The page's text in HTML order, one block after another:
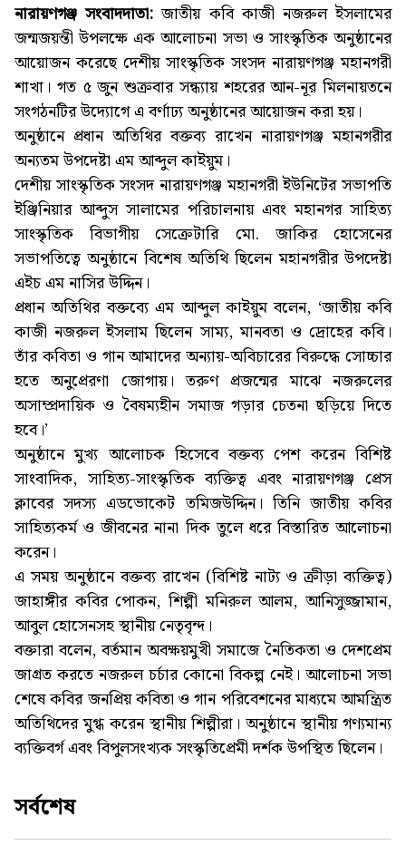
নারায়ণগঞ্জ সংবাদদাতা: জাতীয় কবি কাজী নজরুল ইসলামের
জন্মজয়ন্তী উপলক্ষে এক আলোচনা সভা ও সাংস্কৃতিক অনুষ্ঠানের
আয়োজন করেছে দেশীয় সাংস্কৃতিক সংসদ নারায়ণগঞ্জ মহানগরী
শাখা। গত ৫ জুন শুক্রবার সন্ধ্যায় শহরের আন-নূর মিলনায়তনে
সংগঠনটির উদ্যোগে এ বর্ণাঢ্য অনুষ্ঠানের আয়োজন করা হয়।
অনুষ্ঠানে প্রধান অতিথির বক্তব্য রাখেন নারায়ণগঞ্জ মহানগরীর
অন্যতম উপদেষ্টা এম আব্দুল কাইয়ুম।
দেশীয় সাংস্কৃতিক সংসদ নারায়ণগঞ্জ মহানগরী ইউনিটের সভাপতি
ইঞ্জিনিয়ার আব্দুস সালামের পরিচালনায় এবং মহানগর সাহিত্য
সাংস্কৃতিক বিভাগীয় সেক্রেটারি মো. জাকির হোসেনের
সভাপতিত্বে অনুষ্ঠানে বিশেষ অতিথি ছিলেন মহানগরীর উপদেষ্টা
এইচ এম নাসির উদ্দিন।
প্রধান অতিথির বক্তব্যে এম আব্দুল কাইয়ুম বলেন, ‘জাতীয় কবি
কাজী নজরুল ইসলাম ছিলেন সাম্য, মানবতা ও দ্রোহের কবি।
তাঁর কবিতা ও গান আমাদের অন্যায়-অবিচারের বিরুদ্ধে সোচ্চার
হতে অনুপ্রেরণা জোগায়। তরুণ প্রজন্মের মাঝে নজরুলের
অসাম্প্রদায়িক ও বৈষম্যহীন সমাজ গড়ার চেতনা ছড়িয়ে দিতে
হবে।’
অনুষ্ঠানে মুখ্য আলোচক হিসেবে বক্তব্য পেশ করেন বিশিষ্ট
সাংবাদিক, সাহিত্য-সাংস্কৃতিক ব্যক্তিত্ব এবং নারায়ণগঞ্জ প্রেস
ক্লাবের সদস্য এডভোকেট তমিজউদ্দিন। তিনি জাতীয় কবির
সাহিত্যকর্ম ও জীবনের নানা দিক তুলে ধরে বিস্তারিত আলোচনা
করেন।
এ সময় অনুষ্ঠানে বক্তব্য রাখেন (বিশিষ্ট নাট্য ও ক্রীড়া ব্যক্তিত্ব)
জাহাঙ্গীর কবির পোকন, শিল্পী মনিরুল আলম, আনিসুজ্জামান,
আবুল হোসেনসহ স্থানীয় নেতৃবৃন্দ।
বক্তারা বলেন, বর্তমান অবক্ষয়মুখী সমাজে নৈতিকতা ও দেশপ্রেম
জাগ্রত করতে নজরুল চর্চার কোনো বিকল্প নেই। আলোচনা সভা
শেষে কবির জনপ্রিয় কবিতা ও গান পরিবেশনের মাধ্যমে আমন্ত্রিত
অতিথিদের মুগ্ধ করেন স্থানীয় শিল্পীরা। অনুষ্ঠানে স্থানীয় গণ্যমান্য
ব্যক্তিবর্গ এবং বিপুলসংখ্যক সংস্কৃতিপ্রেমী দর্শক উপস্থিত ছিলেন।
সর্বশেষ